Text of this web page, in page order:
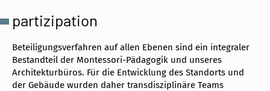
partizipation
Beteiligungsverfahren auf allen Ebenen sind ein integraler
Bestandteil der Montessori-Pädagogik und unseres
Architekturbüros. Für die Entwicklung des Standorts und
der Gebäude wurden daher transdisziplinäre Teams